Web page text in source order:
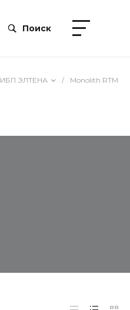
Поиск
ИБП ЭЛТЕНА / Monolith RTM